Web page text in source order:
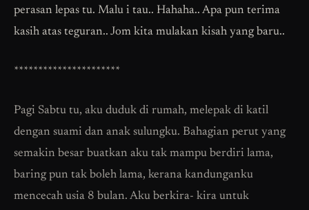
perasan lepas tu. Malu i tau.. Hahaha.. Apa pun terima
kasih atas teguran.. Jom kita mulakan kisah yang baru..
**********************
Pagi Sabtu tu, aku duduk di rumah, melepak di katil
dengan suami dan anak sulungku. Bahagian perut yang
semakin besar buatkan aku tak mampu berdiri lama,
baring pun tak boleh lama, kerana kandunganku
mencecah usia 8 bulan. Aku berkira- kira untuk